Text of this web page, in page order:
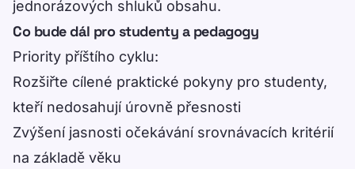
jednorázových shluků obsahu.
Co bude dál pro studenty a pedagogy
Priority příštího cyklu:
Rozšiřte cílené praktické pokyny pro studenty,
kteří nedosahují úrovně přesnosti
Zvýšení jasnosti očekávání srovnávacích kritérií
na základě věku